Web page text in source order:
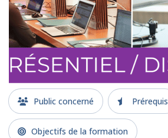
Public concerné Prérequis
Objectifs de la formation